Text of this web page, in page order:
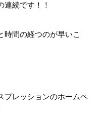
連続です！！
時間の経つのが早いこ
プレッションのホームペ